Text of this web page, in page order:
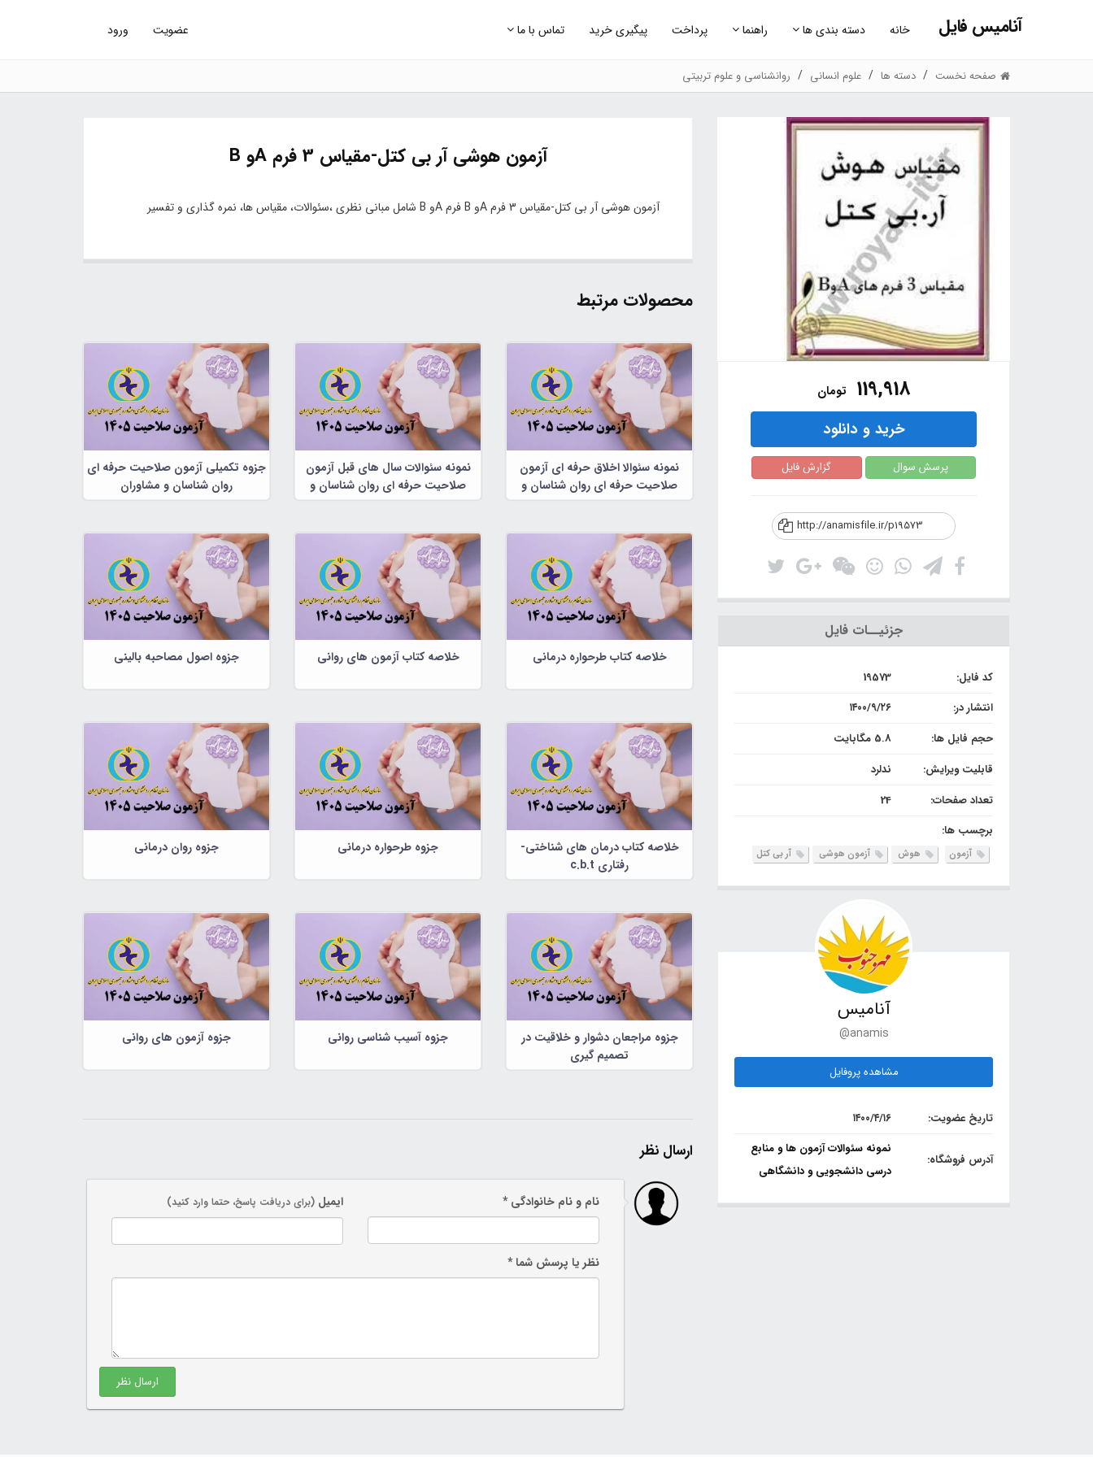
آنامیس فایل خانه دسته بندی ها راهنما پرداخت پیگیری خرید تماس با ما عضویت ورود
صفحه نخست دسته ها علوم انسانی روانشناسی و علوم تربیتی
119,918 تومان
خرید و دانلود
پرسش سوال گزارش فایل
http://anamisfile.ir/p19573
جزئیــات فایل
کد فایل:
19573
انتشار در:
۱۴۰۰/۹/۲۶
حجم فایل ها:
5.8 مگابایت
قابلیت ویرایش:
ندلرد
تعداد صفحات:
24
برچسب ها:
آزمون هوش آزمون هوشی آر بی کتل
آنامیس
@anamis
مشاهده پروفایل
تاریخ عضویت: ۱۴۰۰/۴/۱۶
آدرس فروشگاه:
نمونه سئوالات آزمون ها و منابع
درسی دانشجویی و دانشگاهی
آزمون هوشی آر بی کتل-مقیاس 3 فرم Aو B
آزمون هوشی آر بی کتل-مقیاس 3 فرم Aو B فرم Aو B شامل مبانی نظری ،سئوالات، مقیاس ها، نمره گذاری و تفسیر
محصولات مرتبط
نمونه سئوالا اخلاق حرفه ای آزمون
صلاحیت حرفه ای روان شناسان و
مشاوران
نمونه سئوالات سال های قبل آزمون
صلاحیت حرفه ای روان شناسان و
مشاوران
جزوه تکمیلی آزمون صلاحیت حرفه ای
روان شناسان و مشاوران
خلاصه کتاب طرحواره درمانی خلاصه کتاب آزمون های روانی جزوه اصول مصاحبه بالینی
خلاصه کتاب درمان های شناختی-
رفتاری c.b.t
جزوه طرحواره درمانی جزوه روان درمانی
جزوه مراجعان دشوار و خلاقیت در
تصمیم گیری
جزوه آسیب شناسی روانی جزوه آزمون های روانی
ارسال نظر
نام و نام خانوادگی * ایمیل (برای دریافت پاسخ، حتما وارد کنید)
نظر یا پرسش شما *
ارسال نظر